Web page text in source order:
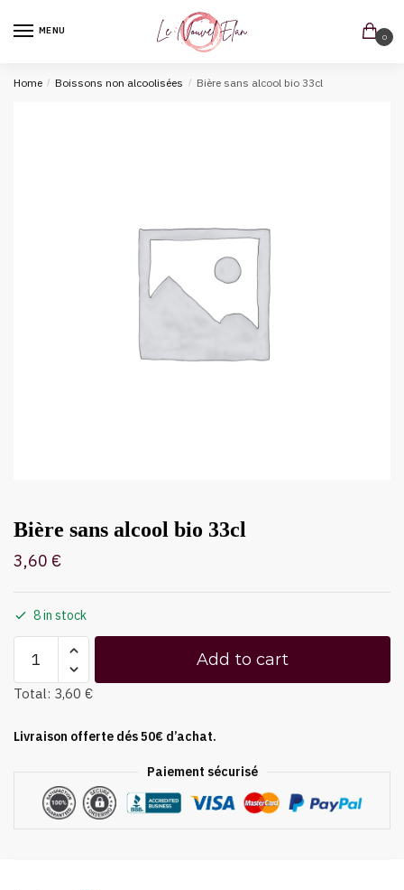
MENU
0
Home / Boissons non alcoolisées / Bière sans alcool bio 33cl
Bière sans alcool bio 33cl
3,60 €
8 in stock
Add to cart
Total: 3,60 €
Livraison offerte dés 50€ d’achat.
Paiement sécurisé